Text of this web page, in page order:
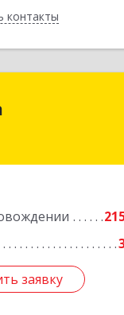
контакты
заявку
обл, Камышин
заявку